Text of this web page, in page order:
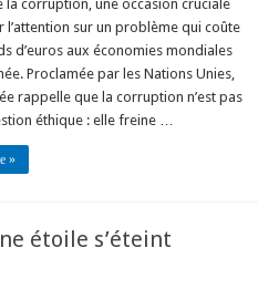
la corruption, une occasion cruciale
l’attention sur un problème qui coûte
d’euros aux économies mondiales
Proclamée par les Nations Unies,
rappelle que la corruption n’est pas
éthique : elle freine …
»
étoile s’éteint